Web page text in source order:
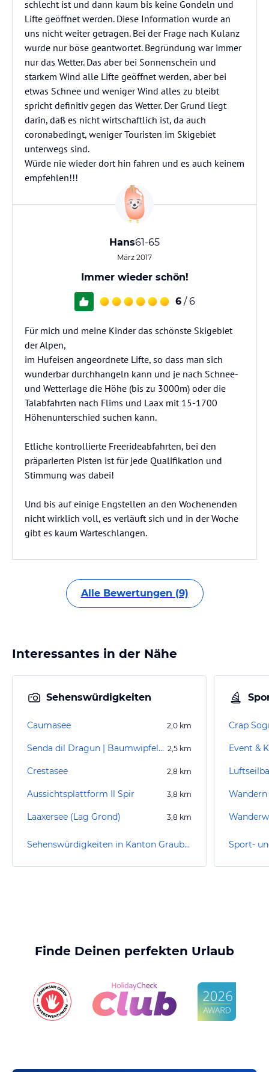
schlecht ist und dann kaum bis keine Gondeln und
Lifte geöffnet werden. Diese Information wurde an
uns nicht weiter getragen. Bei der Frage nach Kulanz
wurde nur böse geantwortet. Begründung war immer
nur das Wetter. Das aber bei Sonnenschein und
starkem Wind alle Lifte geöffnet werden, aber bei
etwas Schnee und weniger Wind alles zu bleibt
spricht definitiv gegen das Wetter. Der Grund liegt
darin, daß es nicht wirtschaftlich ist, da auch
coronabedingt, weniger Touristen im Skigebiet
unterwegs sind.
Würde nie wieder dort hin fahren und es auch keinem
empfehlen!!!
Hans61-65
März 2017
Immer wieder schön!
6 / 6
Für mich und meine Kinder das schönste Skigebiet
der Alpen,
im Hufeisen angeordnete Lifte, so dass man sich
wunderbar durchhangeln kann und je nach Schnee-
und Wetterlage die Höhe (bis zu 3000m) oder die
Talabfahrten nach Flims und Laax mit 15-1700
Höhenunterschied suchen kann.
Etliche kontrollierte Freerideabfahrten, bei den
präparierten Pisten ist für jede Qualifikation und
Stimmung was dabei!
Und bis auf einige Engstellen an den Wochenenden
nicht wirklich voll, es verläuft sich und in der Woche
gibt es kaum Warteschlangen.
Alle Bewertungen (9)
Interessantes in der Nähe
Sehenswürdigkeiten
Caumasee 2,0 km
Senda dil Dragun | Baumwipfelpfad Laax 2,5 km
Crestasee 2,8 km
Aussichtsplattform Il Spir 3,8 km
Laaxersee (Lag Grond) 3,8 km
Sehenswürdigkeiten in Kanton Graubünden
Crap
Event &
Wandern
Finde Deinen perfekten Urlaub